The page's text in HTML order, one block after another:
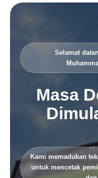
Selamat
Masa
Kami memadukan
untuk mencetak